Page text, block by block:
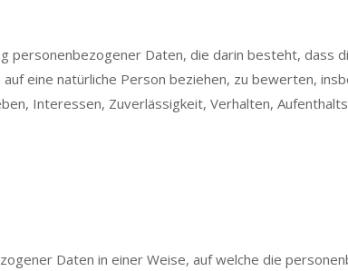
personenbezogener Daten, die darin besteht, dass
eine natürliche Person beziehen, zu bewerten,
Interessen, Zuverlässigkeit, Verhalten,
Daten in einer Weise, auf welche die